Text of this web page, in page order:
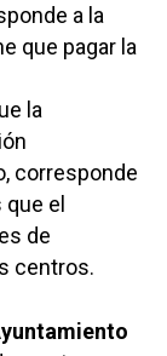
a la
que pagar la
la
corresponde
que el
de
centros.